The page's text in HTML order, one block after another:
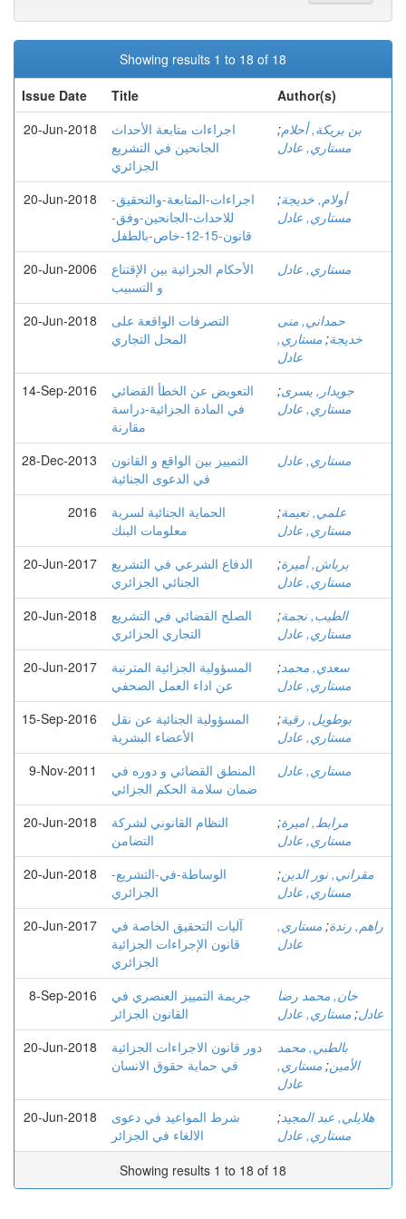
Showing results 1 to 18 of 18
Issue Date
Title
Author(s)
20-Jun-2018
اجراءات متابعة الأحداث
الجانحين في التشريع
الجزائري
بن بريكة, أحلام;
مستاري, عادل
20-Jun-2018
اجراءات-المتابعة-والتحقيق-
للاحداث-الجانحين-وفق-
قانون-15-12-خاص-بالطفل
أولام, خديجة;
مستاري, عادل
20-Jun-2006
الأحكام الجزائية بين الإقتناع
و التسبيب
مستاري, عادل
20-Jun-2018
التصرفات الواقعة على
المحل التجاري
حمداني, منى
خديجة; مستاري,
عادل
14-Sep-2016
التعویض عن الخطأ القضائي
في المادة الجزائیة-دراسة
مقارنة
جويدار, يسرى;
مستاري, عادل
28-Dec-2013
التمييز بين الواقع و القانون
في الدعوى الجنائية
مستاري, عادل
2016
الحماية الجنائية لسرية
معلومات البنك
علمي, نعيمة;
مستاري, عادل
20-Jun-2017
الدفاع الشرعي في التشريع
الجنائي الجزائري
برباش, أميرة;
مستاري, عادل
20-Jun-2018
الصلح القضائي في التشريع
التجاري الجزائري
الطيب, نجمة;
مستاري, عادل
20-Jun-2017
المسؤولية الجزائية المترتبة
عن اداء العمل الصحفي
سعدي, محمد;
مستاري, عادل
15-Sep-2016
المسؤولية الجنائية عن نقل
الأعضاء البشرية
بوطويل, رقية;
مستاري, عادل
9-Nov-2011
المنطق القضائي و دوره في
ضمان سلامة الحكم الجزائي
مستاري, عادل
20-Jun-2018
النظام القانوني لشركة
التضامن
مرابط, اميرة;
مستاري, عادل
20-Jun-2018
الوساطة-في-التشريع-
الجزائري
مقراني, نور الدين;
مستاري, عادل
20-Jun-2017
آليات التحقيق الخاصة في
قانون الإجراءات الجزائية
الجزائري
راهم, رندة; مستاري,
عادل
8-Sep-2016
جريمة التمييز العنصري في
القانون الجزائر
خان, محمد رضا
عادل; مستاري, عادل
20-Jun-2018
دور قانون الاجراءات الجزائية
في حماية حقوق الانسان
بالطبي, محمد
الأمين; مستاري,
عادل
20-Jun-2018
شرط المواعيد في دعوى
الالغاء في الجزائر
هلايلي, عبد المجيد;
مستاري, عادل
Showing results 1 to 18 of 18